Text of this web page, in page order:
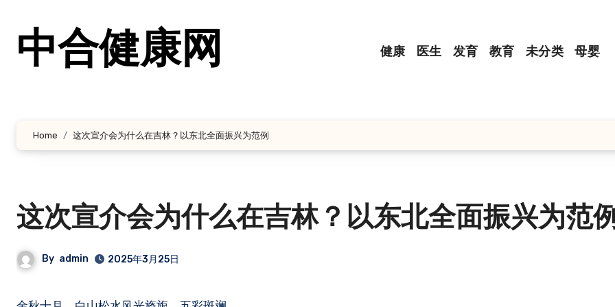
中合健康网 健康 医生 发育 教育 未分类 母婴
Home 这次宣介会为什么在吉林？以东北全面振兴为范例
这次宣介会为什么在吉林？以东北全面振兴为范
By admin 2025年3月25日